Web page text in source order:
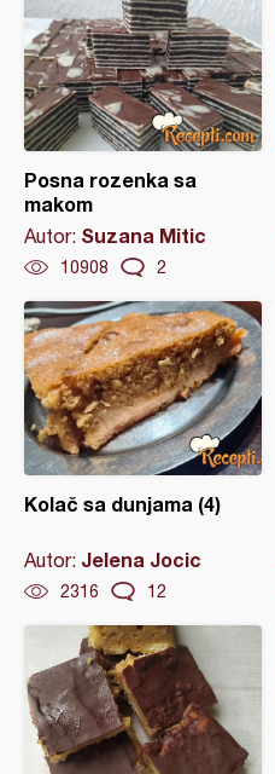
Posna rozenka sa
makom
Autor: Suzana Mitic
10908 2
Kolač sa dunjama (4)
Autor: Jelena Jocic
2316 12